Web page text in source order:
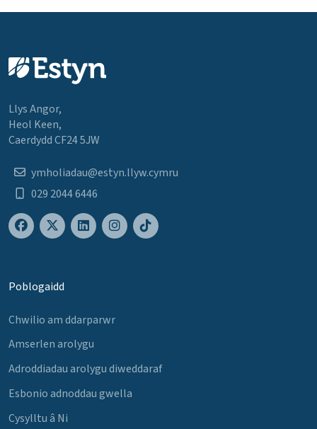
Llys Angor,
Heol Keen,
Caerdydd CF24 5JW
ymholiadau@estyn.llyw.cymru
029 2044 6446
Poblogaidd
Chwilio am ddarparwr
Amserlen arolygu
Adroddiadau arolygu diweddaraf
Esbonio adnoddau gwella
Cysylltu â Ni